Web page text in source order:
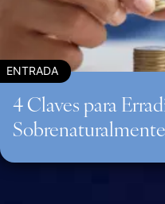
ENTRADA
4 Claves para
Sobrenaturalmente